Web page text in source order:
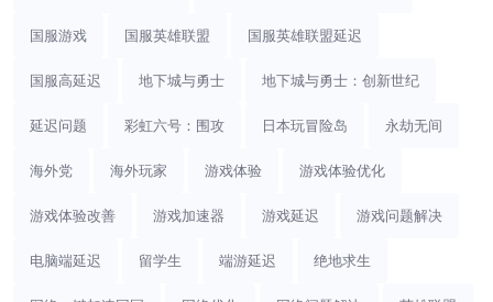
国服游戏 国服英雄联盟 国服英雄联盟延迟
国服高延迟 地下城与勇士 地下城与勇士：创新世纪
延迟问题 彩虹六号：围攻 日本玩冒险岛 永劫无间
海外党 海外玩家 游戏体验 游戏体验优化
游戏体验改善 游戏加速器 游戏延迟 游戏问题解决
电脑端延迟 留学生 端游延迟 绝地求生